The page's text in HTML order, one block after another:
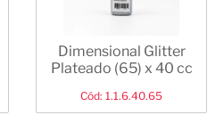
Dimensional Glitter
Plateado (65) x 40 cc
Cód: 1.1.6.40.65